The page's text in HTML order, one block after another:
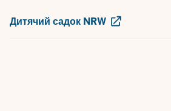
Дитячий садок NRW